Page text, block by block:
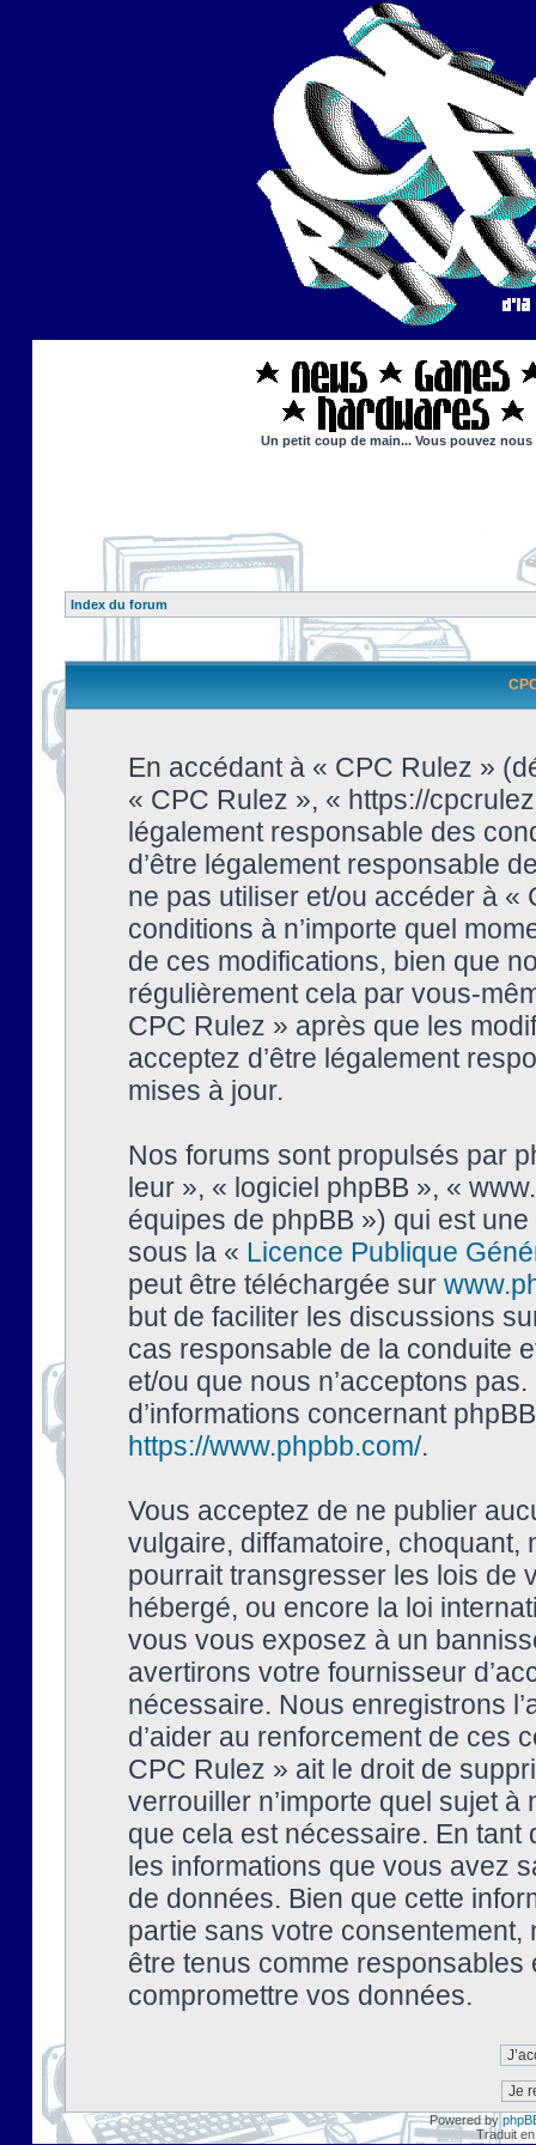
Un petit coup de main... Vous pouvez
Index du forum
En accédant à « CPC Rulez »
« CPC Rulez », « https://
légalement responsable des
d’être légalement responsable
ne pas utiliser et/ou accéder à
conditions à n’importe quel
de ces modifications, bien que
régulièrement cela par vous-
CPC Rulez » après que les
acceptez d’être légalement
mises à jour.
Nos forums sont propulsés par
leur », « logiciel phpBB », «
équipes de phpBB ») qui est
sous la « Licence Publique
peut être téléchargée sur
but de faciliter les discussions
cas responsable de la conduite
et/ou que nous n’acceptons
d’informations concernant
https://www.phpbb.com/.
Vous acceptez de ne publier
vulgaire, diffamatoire, choquant,
pourrait transgresser les lois de
hébergé, ou encore la loi
vous vous exposez à un
avertirons votre fournisseur
nécessaire. Nous enregistrons
d’aider au renforcement de ces
CPC Rulez » ait le droit de
verrouiller n’importe quel sujet à
que cela est nécessaire. En tant
les informations que vous avez
de données. Bien que cette
partie sans votre
être tenus comme
compromettre vos données.
Powered by
Traduit